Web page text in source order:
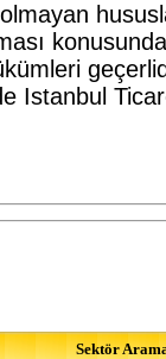
Istanbul
Sektör